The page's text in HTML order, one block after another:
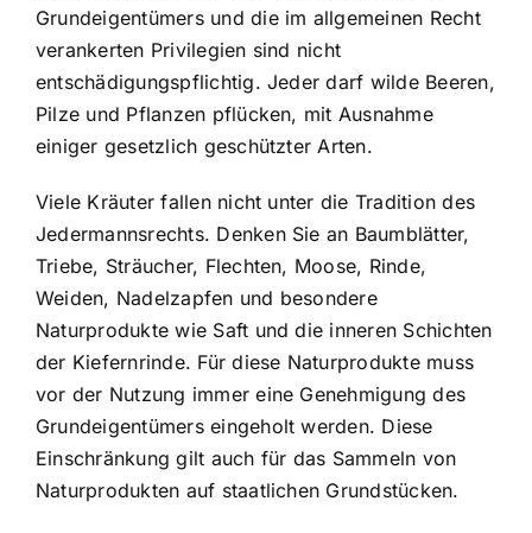
Grundeigentümers und die im allgemeinen Recht
verankerten Privilegien sind nicht
entschädigungspflichtig. Jeder darf wilde Beeren,
Pilze und Pflanzen pflücken, mit Ausnahme
einiger gesetzlich geschützter Arten.
Viele Kräuter fallen nicht unter die Tradition des
Jedermannsrechts. Denken Sie an Baumblätter,
Triebe, Sträucher, Flechten, Moose, Rinde,
Weiden, Nadelzapfen und besondere
Naturprodukte wie Saft und die inneren Schichten
der Kiefernrinde. Für diese Naturprodukte muss
vor der Nutzung immer eine Genehmigung des
Grundeigentümers eingeholt werden. Diese
Einschränkung gilt auch für das Sammeln von
Naturprodukten auf staatlichen Grundstücken.